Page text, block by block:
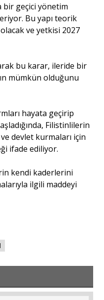
bir geçici yönetim
Bu yapı teorik
ve yetkisi 2027
bu karar, ileride bir
mümkün olduğunu
hayata geçirip
Filistinlilerin
devlet kurmaları için
ifade ediliyor.
kendi kaderlerini
ilgili maddeyi